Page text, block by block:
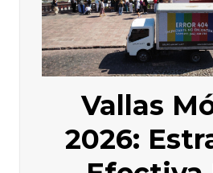
Vallas
2026: